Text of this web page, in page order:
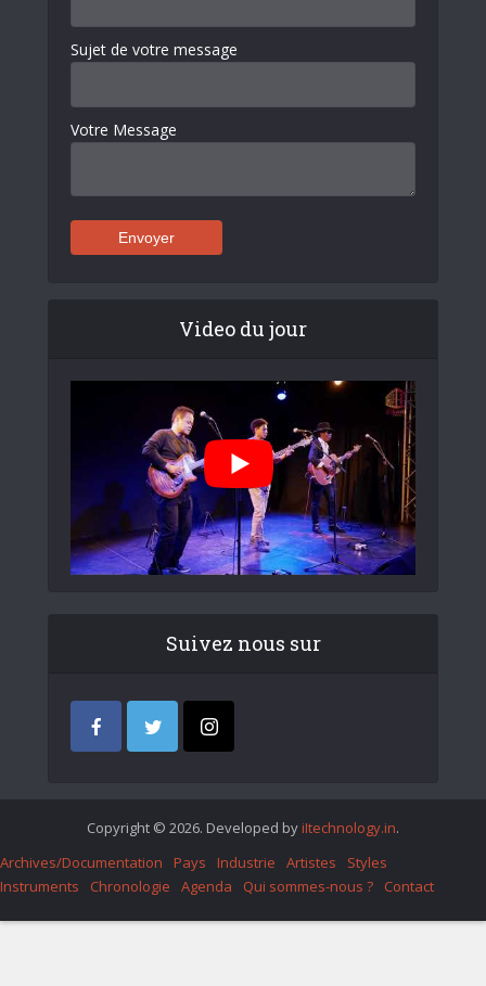
Sujet de votre message
Votre Message
Video du jour
Suivez nous sur
Copyright © 2026. Developed by iItechnology.in.
Archives/Documentation
Pays Industrie Artistes
Styles
Instruments
Chronologie Agenda Qui sommes-nous ? Contact